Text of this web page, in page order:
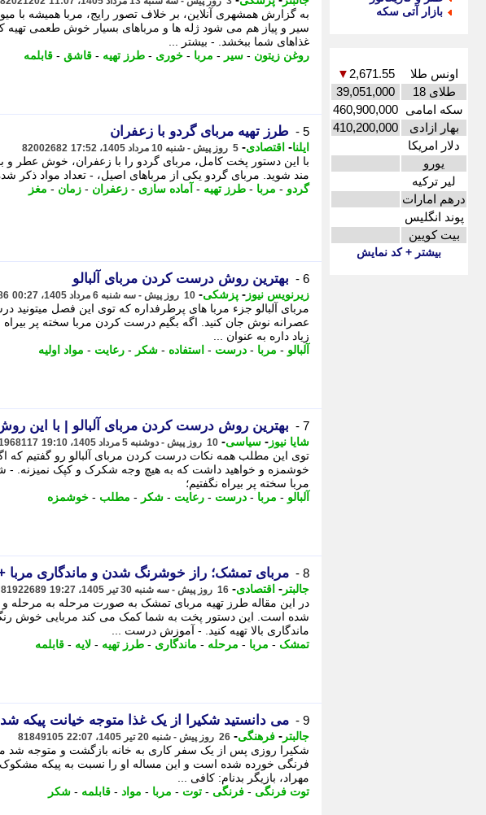
بازار آتی سکه
اونس طلا 2,671.55
▼
طلای 18
39,051,000
سکه امامی 460,900,000
بهار ازادی
410,200,000
دلار امریکا
یورو
لیر ترکیه
درهم امارات
پوند انگلیس
بیت کویین
بیشتر + کد نمایش
به گزارش همشهری آنلاین، بر خلاف تصور رایج، مربا همیشه با
سیر و پیاز هم می شود ژله ها و مرباهای بسیار خوش طعمی تهیه
غذاهای شما ببخشد. - بیشتر ...
روغن زیتون - سیر - مربا - خوری - طرز تهیه - قاشق - قابلمه
5 - طرز تهیه مربای گردو با زعفران
ایلنا- اقتصادی- 5 روز پیش - شنبه 10 مرداد 1405، 17:52 82002682
با این دستور پخت کامل، مربای گردو را با زعفران، خوش عطر و
مند شوید. مربای گردو یکی از مرباهای اصیل، - تعداد مواد ذکر
گردو - مربا - طرز تهیه - آماده سازی - زعفران - زمان - مغز
6 - بهترین روش درست کردن مربای آلبالو
زیرنویس نیوز - پزشکی- 10 روز پیش - سه شنبه 6 مرداد 1405، 00:27
مربای آلبالو جزء مربا های پرطرفداره که توی این فصل میتونید
عصرانه نوش جان کنید. اگه بگیم درست کردن مربا سخته پر بیراه
زیاد داره به عنوان ...
آلبالو - مربا - درست - استفاده - شکر - رعایت - مواد اولیه
7 - بهترین روش درست کردن مربای آلبالو | با این
شایا نیوز - سیاسی- 10 روز پیش - دوشنبه 5 مرداد 1405، 19:10
توی این مطلب همه نکات درست کردن مربای آلبالو رو گفتیم که
خوشمزه و خواهید داشت که به هیچ وجه شکرک و کپک نمیزنه. -
مربا سخته پر بیراه نگفتیم؛
آلبالو - مربا - درست - رعایت - شکر - مطلب - خوشمزه
8 - مربای تمشک؛ راز خوشرنگ شدن و ماندگاری مربا
جالبتر - اقتصادی- 16 روز پیش - سه شنبه 30 تیر 1405، 19:27 81922689
در این مقاله طرز تهیه مربای تمشک به صورت مرحله به مرحله و
شده است. این دستور پخت به شما کمک می کند مربایی خوش
ماندگاری بالا تهیه کنید. - آموزش درست ...
تمشک - مربا - مرحله - ماندگاری - طرز تهیه - لایه - قابلمه
9 - می دانستید شکیرا از یک غذا متوجه خیانت پیکه
جالبتر - فرهنگی- 26 روز پیش - شنبه 20 تیر 1405، 22:07 81849105
شکیرا روزی پس از یک سفر کاری به خانه بازگشت و متوجه شد
فرنگی خورده شده است و این مساله او را نسبت به پیکه مشکوک
مهراد، بازیگر بدنام: کافی ...
توت فرنگی - فرنگی - توت - مربا - مواد - قابلمه - شکر